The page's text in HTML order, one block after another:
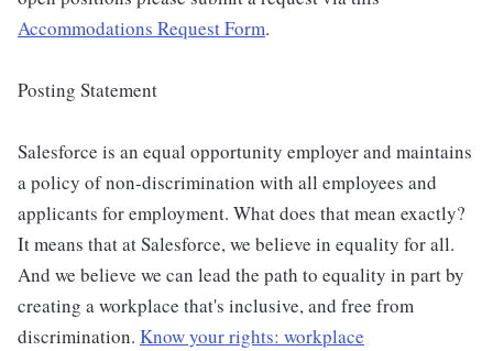
Accommodations Request Form.
Posting Statement
Salesforce is an equal opportunity employer and maintains
a policy of non-discrimination with all employees and
applicants for employment. What does that mean exactly?
It means that at Salesforce, we believe in equality for all.
And we believe we can lead the path to equality in part by
creating a workplace that's inclusive, and free from
discrimination. Know your rights: workplace